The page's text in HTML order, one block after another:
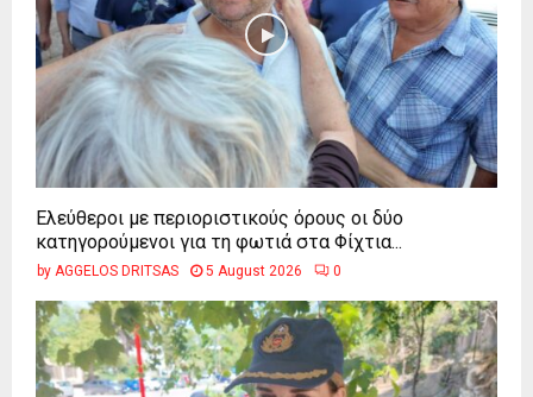
Ελεύθεροι με περιοριστικούς όρους οι δύο
κατηγορούμενοι για τη φωτιά στα Φίχτια...
by AGGELOS DRITSAS 5 August 2026 0